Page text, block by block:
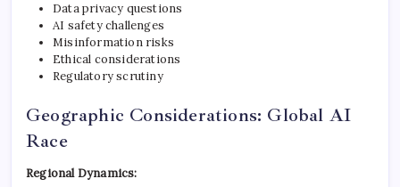
Data privacy questions
AI safety challenges
Misinformation risks
Ethical considerations
Regulatory scrutiny
Geographic Considerations: Global AI
Race
Regional Dynamics: